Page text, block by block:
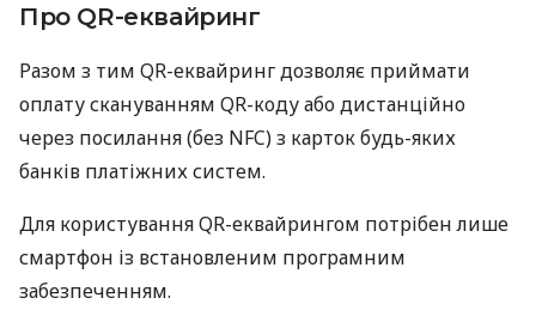
Про QR-еквайринг
Разом з тим QR-еквайринг дозволяє приймати
оплату скануванням QR-коду або дистанційно
через посилання (без NFC) з карток будь-яких
банків платіжних систем.
Для користування QR-еквайрингом потрібен лише
смартфон із встановленим програмним
забезпеченням.